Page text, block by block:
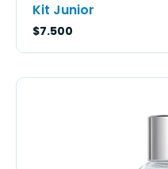
Kit Junior
$7.500